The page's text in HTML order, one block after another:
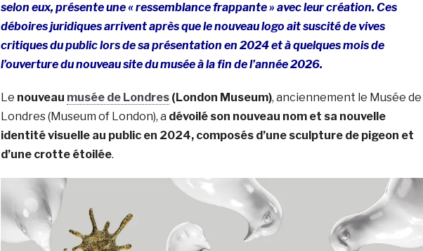
selon eux, présente une « ressemblance frappante » avec leur création. Ces
déboires juridiques arrivent après que le nouveau logo ait suscité de vives
critiques du public lors de sa présentation en 2024 et à quelques mois de
l’ouverture du nouveau site du musée à la fin de l’année 2026.
Le nouveau musée de Londres(London Museum), anciennement le Musée de
Londres (Museum of London), a dévoilé son nouveau nom et sa nouvelle
identité visuelle au public en 2024, composés d’une sculpture de pigeon et
d’une crotte étoilée.